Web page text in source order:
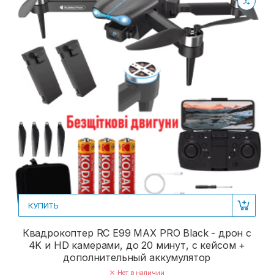
КУПИТЬ
Квадрокоптер RC E99 MAX PRO Black - дрон с
4K и HD камерами, до 20 минут, с кейсом +
дополнительный аккумулятор
Нет в наличии